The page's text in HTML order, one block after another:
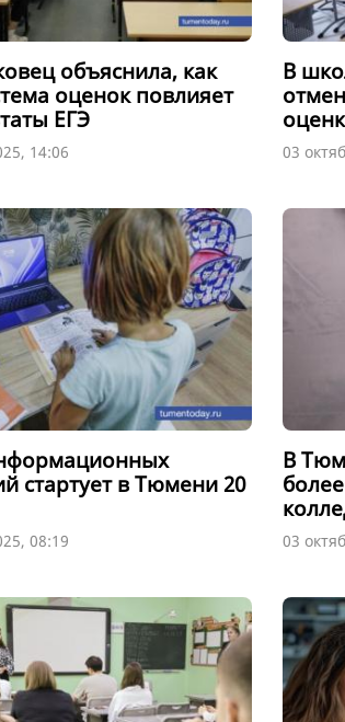
объяснила, как
оценок повлияет
ЕГЭ
14:06
В
03
стартует в Тюмени 20
08:19
В
03